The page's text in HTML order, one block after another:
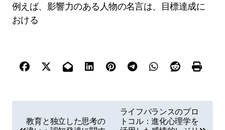
例えば、影響力のある人物の名言は、目標達成に
おける
教育と独立した思考の
ライフバランスのプロ
トコル：進化心理学を